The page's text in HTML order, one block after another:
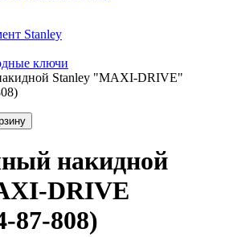
Stanley
ключи
Stanley "MAXI-DRIVE"
накидной
DRIVE
87-808)